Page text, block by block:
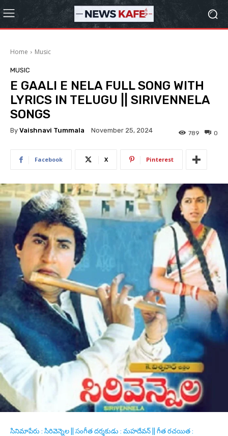
Home Music
MUSIC
E GAALI E NELA FULL SONG WITH
LYRICS IN TELUGU || SIRIVENNELA
SONGS
By Vaishnavi Tummala November 25, 2024 0
789
Facebook X Pinterest
సినిమాపేరు : సిరివెన్నెల || సంగీత దర్శకుడు : మహదేవన్ || గీత రచయిత :